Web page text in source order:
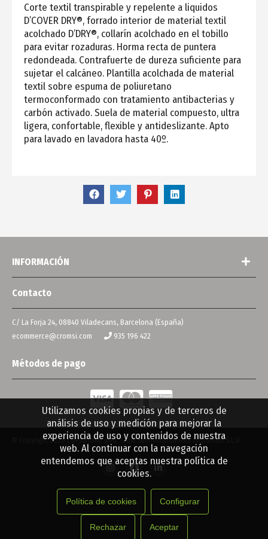
Corte textil transpirable y repelente a liquidos
D’COVER DRY®, forrado interior de material textil
acolchado D’DRY®, collarín acolchado en el tobillo
para evitar rozaduras. Horma recta de puntera
redondeada. Contrafuerte de dureza suficiente para
sujetar el calcáneo. Plantilla acolchada de material
textil sobre espuma de poliuretano
termoconformado con tratamiento antibacterias y
carbón activado. Suela de material compuesto, ultra
ligera, confortable, flexible y antideslizante. Apto
para lavado en lavadora hasta 40º.
INFORMACIÓN
Contacto
C/ La Forja 24, 08840 Viladecans, Barcelona (España)
ecommerce@cromsi.com
935 196 422
Métodos de pago
© Copyright 2026 | Desarrollo web: Crom Subministraments Industrials S.L.U
Utilizamos cookies propias y de terceros de
análisis de uso y medición para mejorar la
experiencia de uso y contenidos de nuestra
web. Al continuar con la navegación
entendemos que aceptas nuestra política de
cookies.
Política de cookies Configurar
Rechazar Aceptar